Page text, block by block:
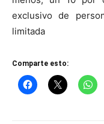
exclusivo de
limitada
Comparte esto: